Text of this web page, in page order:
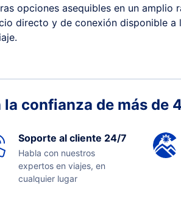
opciones asequibles en un amplio
directo y de conexión disponible
la confianza de más de
Soporte al cliente 24/7
Habla con nuestros
expertos en viajes, en
cualquier lugar